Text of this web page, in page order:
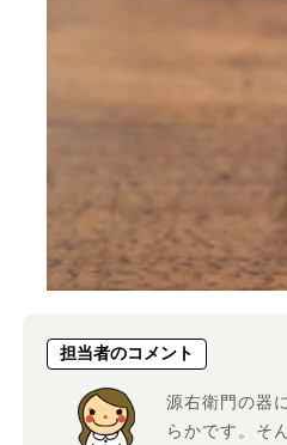
担当者のコメント
源右衛門の器
らかです。そ